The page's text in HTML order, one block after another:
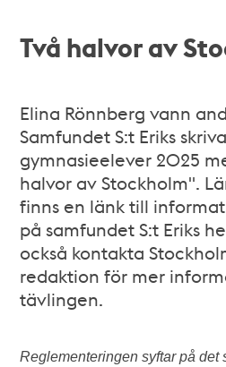
Två halvor av
Elina Rönnberg vann
Samfundet S:t Eriks
gymnasieelever 2025
halvor av Stockholm".
finns en länk till
på samfundet S:t Eriks
också kontakta
redaktion för mer
tävlingen.
Reglementeringen syftar på det